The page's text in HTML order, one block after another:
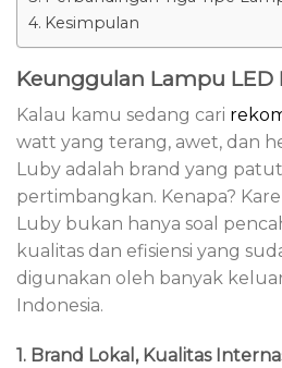
Kesimpulan
Keunggulan Lampu LED
Kalau kamu sedang cari
watt yang terang, awet, dan
Luby adalah brand yang
pertimbangkan. Kenapa?
Luby bukan hanya soal
kualitas dan efisiensi yang
digunakan oleh banyak
Indonesia.
1. Brand Lokal, Kualitas